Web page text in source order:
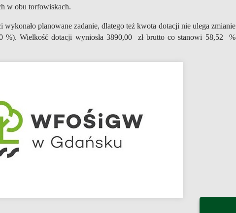
w obu torfowiskach.
planowane zadanie, dlatego też kwota dotacji nie ulega zmianie
%). Wielkość dotacji wyniosła 3890,00 zł brutto co stanowi 58,52 %